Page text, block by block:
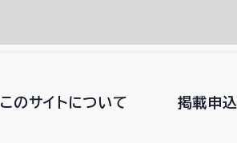
このサイトについて 掲載申込